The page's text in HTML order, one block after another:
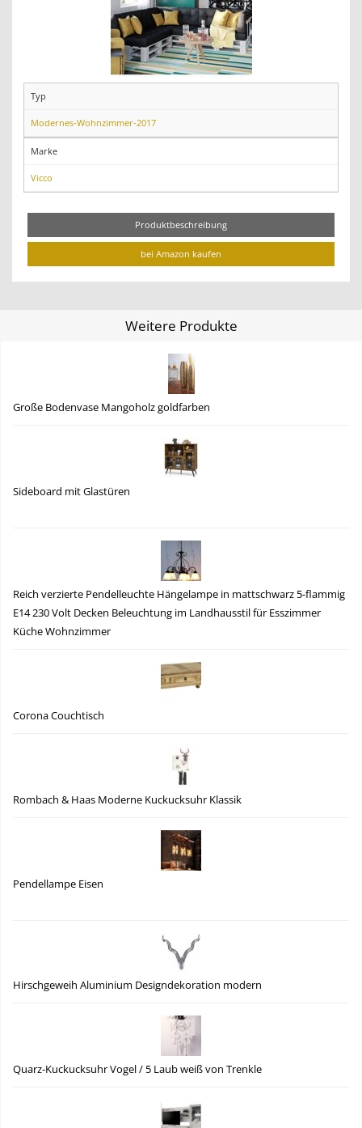
Typ
Modernes-Wohnzimmer-2017
Marke
Vicco
Produktbeschreibung
bei Amazon kaufen
Weitere Produkte
Große Bodenvase Mangoholz goldfarben
Sideboard mit Glastüren
Reich verzierte Pendelleuchte Hängelampe in mattschwarz 5-flammig
E14 230 Volt Decken Beleuchtung im Landhausstil für Esszimmer
Küche Wohnzimmer
Corona Couchtisch
Rombach & Haas Moderne Kuckucksuhr Klassik
Pendellampe Eisen
Hirschgeweih Aluminium Designdekoration modern
Quarz-Kuckucksuhr Vogel / 5 Laub weiß von Trenkle